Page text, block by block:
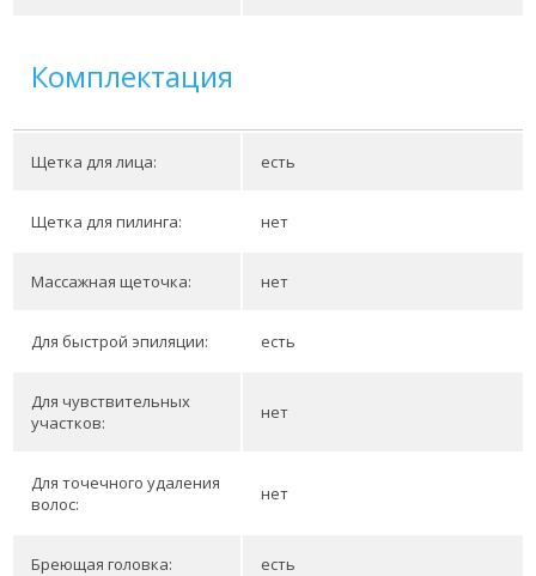
Комплектация
Щетка для лица: есть
Щетка для пилинга: нет
Массажная щеточка: нет
Для быстрой эпиляции: есть
Для чувствительных
участков:
нет
Для точечного удаления
волос:
нет
Бреющая головка: есть